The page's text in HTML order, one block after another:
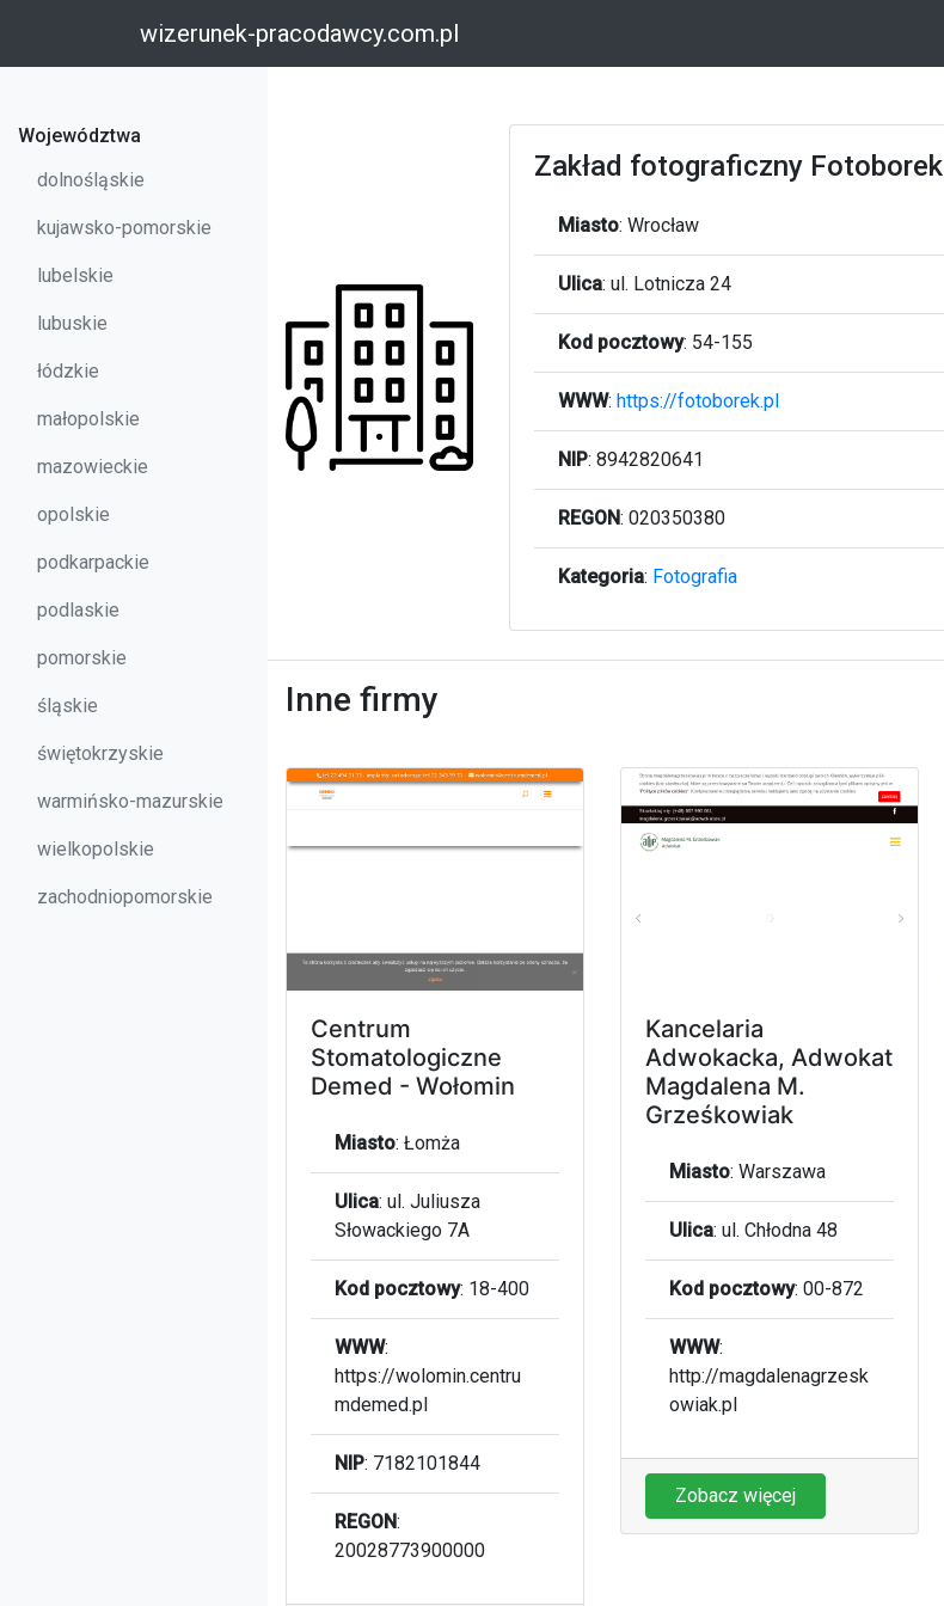
wizerunek-pracodawcy.com.pl
Województwa
dolnośląskie
kujawsko-pomorskie
lubelskie
lubuskie
łódzkie
małopolskie
mazowieckie
opolskie
podkarpackie
podlaskie
pomorskie
śląskie
świętokrzyskie
warmińsko-mazurskie
wielkopolskie
zachodniopomorskie
Zakład fotograficzny Fotoborek
Miasto: Wrocław
Ulica: ul. Lotnicza 24
Kod pocztowy: 54-155
WWW: https://fotoborek.pl
NIP: 8942820641
REGON: 020350380
Kategoria: Fotografia
Inne firmy
Centrum
Stomatologiczne
Demed - Wołomin
Miasto: Łomża
Ulica: ul. Juliusza
Słowackiego 7A
Kod pocztowy: 18-400
WWW:
https://wolomin.centru
mdemed.pl
NIP: 7182101844
REGON:
20028773900000
Kancelaria
Adwokacka, Adwokat
Magdalena M.
Grześkowiak
Miasto: Warszawa
Ulica: ul. Chłodna 48
Kod pocztowy: 00-872
WWW:
http://magdalenagrzesk
owiak.pl
Zobacz więcej